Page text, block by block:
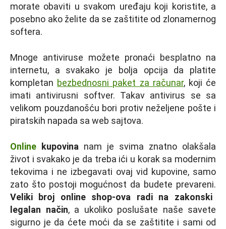
morate obaviti u svakom uređaju koji koristite, a
posebno ako želite da se zaštitite od zlonamernog
softera.
Mnoge antiviruse možete pronaći besplatno na
internetu, a svakako je bolja opcija da platite
kompletan bezbednosni paket za računar, koji će
imati antivirusni softver. Takav antivirus se sa
velikom pouzdanošću bori protiv neželjene pošte i
piratskih napada sa web sajtova.
Online kupovina nam je svima znatno olakšala
život i svakako je da treba ići u korak sa modernim
tekovima i ne izbegavati ovaj vid kupovine, samo
zato što postoji mogućnost da budete prevareni.
Veliki broj online shop-ova radi na zakonski
legalan način, a ukoliko poslušate naše savete
sigurno je da ćete moći da se zaštitite i sami od